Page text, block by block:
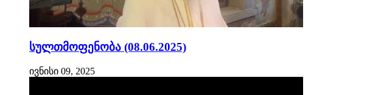
სულთმოფენობა (08.06.2025)
ივნისი 09, 2025